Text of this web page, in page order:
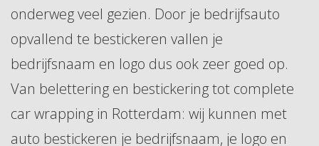
onderweg veel gezien. Door je bedrijfsauto
opvallend te bestickeren vallen je
bedrijfsnaam en logo dus ook zeer goed op.
Van belettering en bestickering tot complete
car wrapping in Rotterdam: wij kunnen met
auto bestickeren je bedrijfsnaam, je logo en